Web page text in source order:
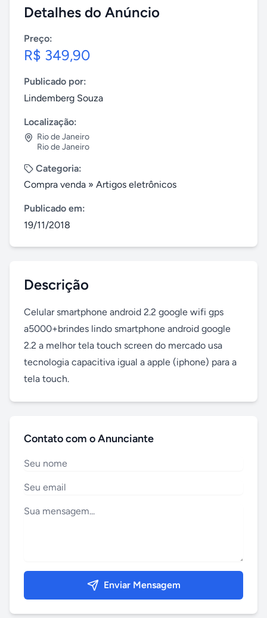
Detalhes do Anúncio
Preço:
R$ 349,90
Publicado por:
Lindemberg Souza
Localização:
Rio de Janeiro
Rio de Janeiro
Categoria:
Compra venda » Artigos eletrônicos
Publicado em:
19/11/2018
Descrição
Celular smartphone android 2.2 google wifi gps
a5000+brindes lindo smartphone android google
2.2 a melhor tela touch screen do mercado usa
tecnologia capacitiva igual a apple (iphone) para a
tela touch.
Contato com o Anunciante
Enviar Mensagem